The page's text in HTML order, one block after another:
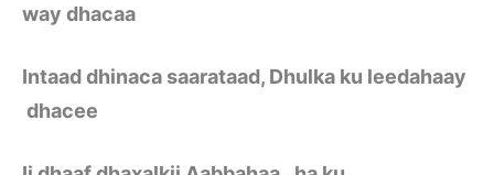
way dhacaa
Intaad dhinaca saarataad, Dhulka ku leedahaay
dhacee